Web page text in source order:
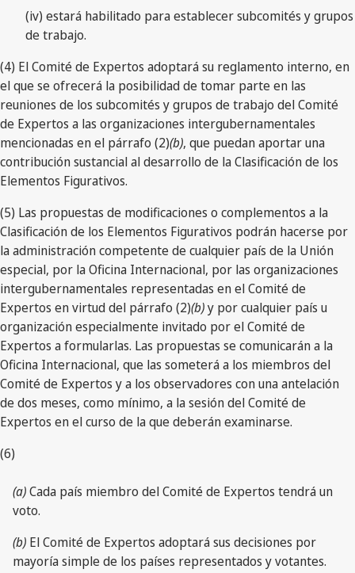
(iv) estará habilitado para establecer subcomités y grupos
de trabajo.
(4) El Comité de Expertos adoptará su reglamento interno, en
el que se ofrecerá la posibilidad de tomar parte en las
reuniones de los subcomités y grupos de trabajo del Comité
de Expertos a las organizaciones intergubernamentales
mencionadas en el párrafo (2)(b), que puedan aportar una
contribución sustancial al desarrollo de la Clasificación de los
Elementos Figurativos.
(5) Las propuestas de modificaciones o complementos a la
Clasificación de los Elementos Figurativos podrán hacerse por
la administración competente de cualquier país de la Unión
especial, por la Oficina Internacional, por las organizaciones
intergubernamentales representadas en el Comité de
Expertos en virtud del párrafo (2)(b)y por cualquier país u
organización especialmente invitado por el Comité de
Expertos a formularlas. Las propuestas se comunicarán a la
Oficina Internacional, que las someterá a los miembros del
Comité de Expertos y a los observadores con una antelación
de dos meses, como mínimo, a la sesión del Comité de
Expertos en el curso de la que deberán examinarse.
(6)
(a)Cada país miembro del Comité de Expertos tendrá un
voto.
(b) El Comité de Expertos adoptará sus decisiones por
mayoría simple de los países representados y votantes.